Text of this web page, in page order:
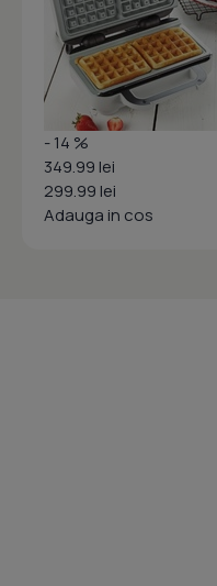
- 14 %
349.99 lei
299.99 lei
Adauga in cos